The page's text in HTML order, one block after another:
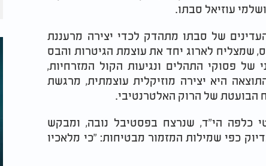
עוזיאל סבתו.
של סבתו מתהדק לכדי יצירה מרעננת
שמצליח לארוג יחד את עוצמת הגיטרות והבס
פסוקי התהלים ונגיעות הקול המזרחיות,
היא יצירה מוזיקלית עוצמתית, מרגשת
הבועטת של הרוק האלטרנטיבי.
כלפה הי"ד, שנרצח בפסטיבל נובה, ומבקש
כפי שמילות המזמור מבטיחות: "כי מלאכיו